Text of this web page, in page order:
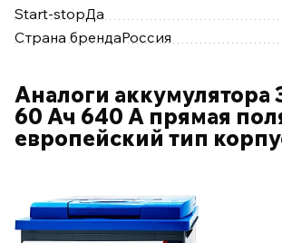
Start-stopДа
Страна брендаРоссия
Аналоги аккумулятора
60 Ач 640 А прямая
европейский тип